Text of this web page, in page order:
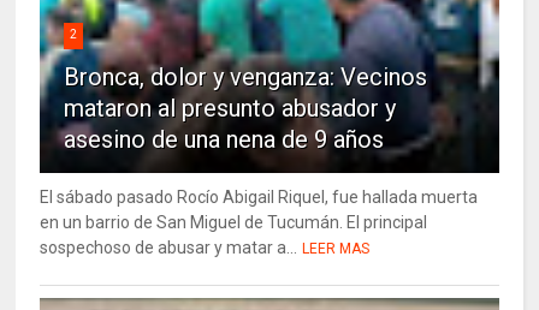
2
Bronca, dolor y venganza: Vecinos
mataron al presunto abusador y
asesino de una nena de 9 años
El sábado pasado Rocío Abigail Riquel, fue hallada muerta
en un barrio de San Miguel de Tucumán. El principal
sospechoso de abusar y matar a...
LEER MAS